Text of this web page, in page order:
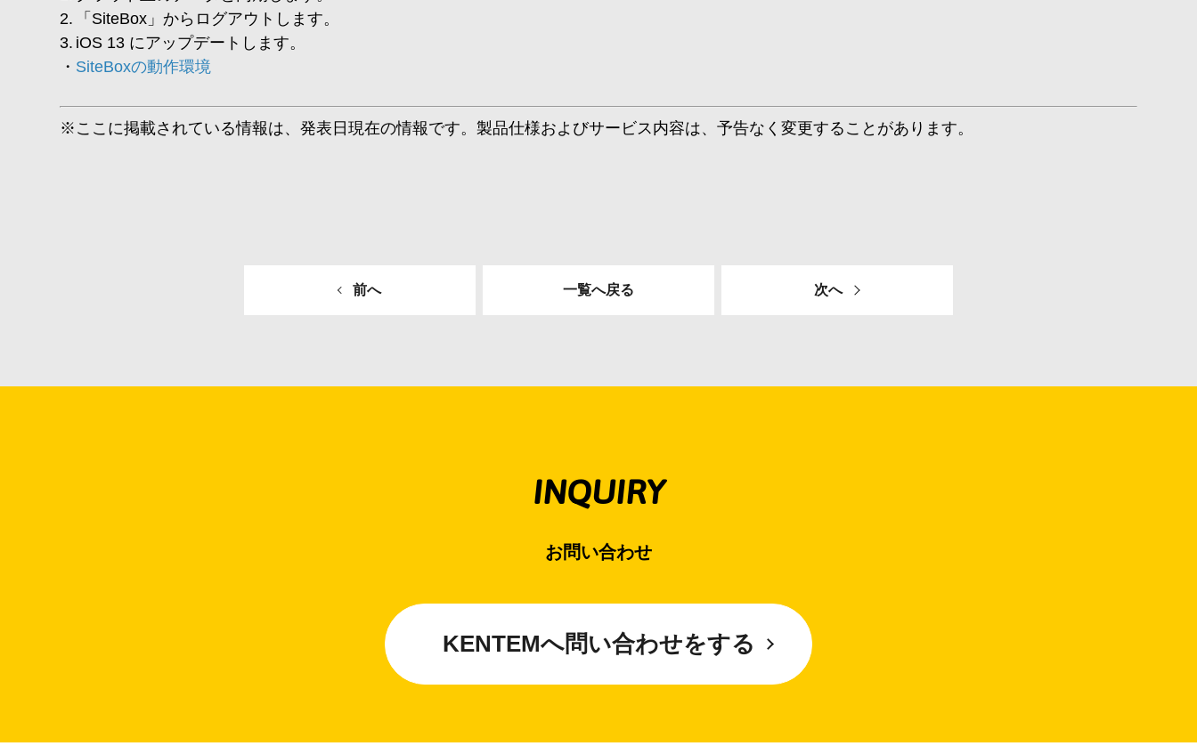
「SiteBox」からログアウトします。
iOS 13 にアップデートします。
SiteBoxの動作環境
※ここに掲載されている情報は、発表日現在の情報です。製品仕様およびサービス内容は、予告なく変更することがあります。
前へ 一覧へ戻る 次へ
INQUIRY
お問い合わせ
KENTEMへ問い合わせをする